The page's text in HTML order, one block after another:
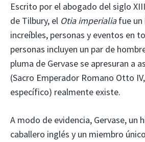
Escrito por el abogado del siglo
de Tilbury, el Otia imperialiafue un
increíbles, personas y eventos en
personas incluyen un par de
pluma de Gervase se apresuran a
(Sacro Emperador Romano Otto
específico) realmente existe.
A modo de evidencia, Gervase, un
caballero inglés y un miembro